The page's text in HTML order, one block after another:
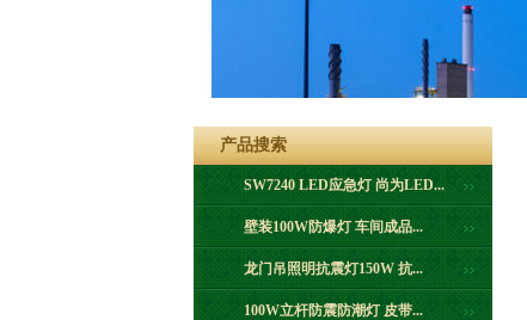
产品搜索
SW7240 LED应急灯 尚为LED...
壁装100W防爆灯 车间成品...
龙门吊照明抗震灯150W 抗...
100W立杆防震防潮灯 皮带...